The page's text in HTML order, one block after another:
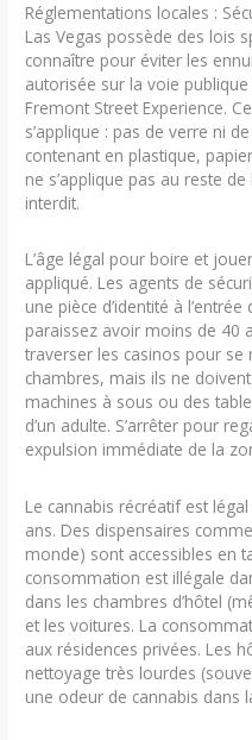
Réglementations locales :
Las Vegas possède des lois
connaître pour éviter les
autorisée sur la voie
Fremont Street Experience.
s’applique : pas de verre ni
contenant en plastique,
ne s’applique pas au reste
interdit.
L’âge légal pour boire et
appliqué. Les agents de
une pièce d’identité à
paraissez avoir moins de 40
traverser les casinos pour
chambres, mais ils ne
machines à sous ou des
d’un adulte. S’arrêter pour
expulsion immédiate de la
Le cannabis récréatif est
ans. Des dispensaires
monde) sont accessibles en
consommation est illégale
dans les chambres d’hôtel
et les voitures. La
aux résidences privées. Les
nettoyage très lourdes
une odeur de cannabis dans